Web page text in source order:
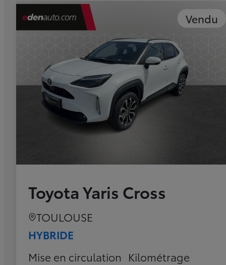
Vendu
Toyota Yaris Cross
TOULOUSE
HYBRIDE
Mise en circulation Kilométrage